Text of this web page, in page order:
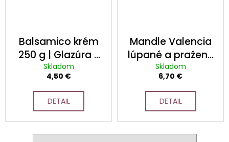
Balsamico krém
250 g | Glazúra z
balzamikového
octu z Modeny
hustá glazúra z
octu Aceto
Balsamico di
Modena, 250 ml
Skladom
4,50 €
DETAIL
Mandle Valencia
lúpané a pražené
|výberové
španielske
mandle, pražené
na oleji a solené
Skladom
6,70 €
DETAIL